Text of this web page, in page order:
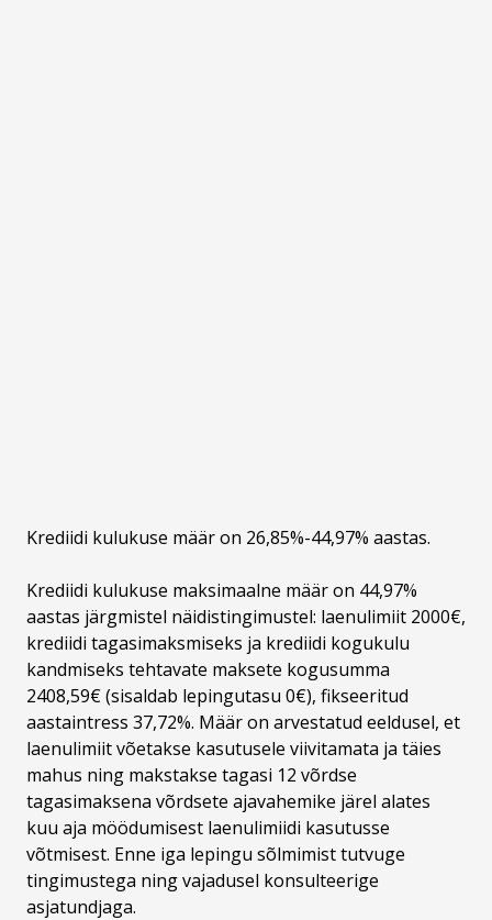
Krediidi kulukuse määr on 26,85%-44,97% aastas.
Krediidi kulukuse maksimaalne määr on 44,97%
aastas järgmistel näidistingimustel: laenulimiit 2000€,
krediidi tagasimaksmiseks ja krediidi kogukulu
kandmiseks tehtavate maksete kogusumma
2408,59€ (sisaldab lepingutasu 0€), fikseeritud
aastaintress 37,72%. Määr on arvestatud eeldusel, et
laenulimiit võetakse kasutusele viivitamata ja täies
mahus ning makstakse tagasi 12 võrdse
tagasimaksena võrdsete ajavahemike järel alates
kuu aja möödumisest laenulimiidi kasutusse
võtmisest. Enne iga lepingu sõlmimist tutvuge
tingimustega ning vajadusel konsulteerige
asjatundjaga.